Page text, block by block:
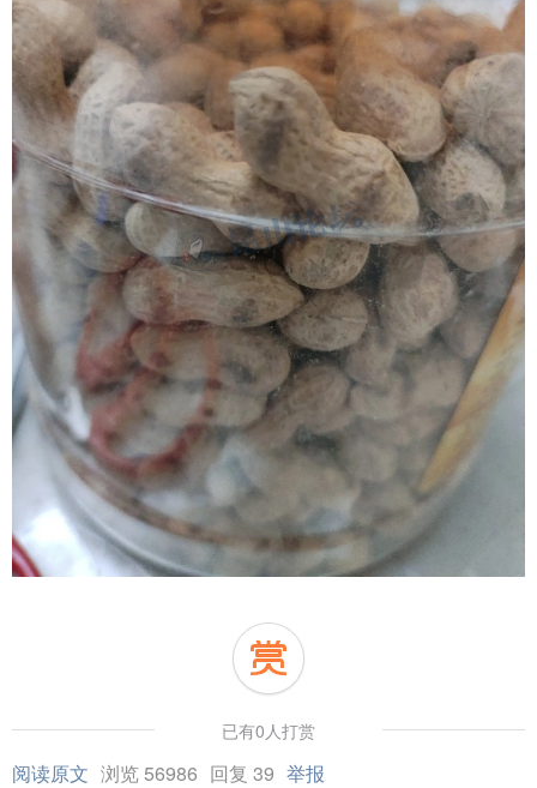
已有0人打赏
阅读原文 浏览 56986 回复 39 举报